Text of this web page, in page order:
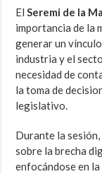
ElSeremi de la
importancia de la
generar un
industria y el
necesidad de
la toma de
legislativo.
Durante la
sobre la brecha
enfocándose en